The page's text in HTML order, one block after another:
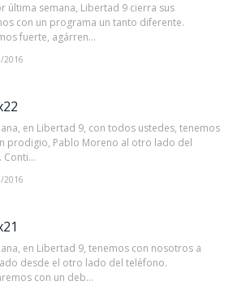
última semana, Libertad 9 cierra sus
con un programa un tanto diferente.
fuerte, agárren...
2016
en Libertad 9, con todos ustedes, tenemos
prodigio, Pablo Moreno al otro lado del
2016
en Libertad 9, tenemos con nosotros a
desde el otro lado del teléfono.
con un deb...